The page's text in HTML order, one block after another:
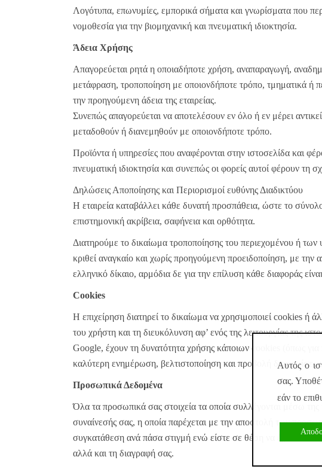
Λογότυπα, επωνυμίες, εμπορικά σήματα και γνωρίσματα που
νομοθεσία για την βιομηχανική και πνευματική ιδιοκτησία.
Άδεια Χρήσης
Απαγορεύεται ρητά η οποιαδήποτε χρήση, αναπαραγωγή,
μετάφραση, τροποποίηση με οποιονδήποτε τρόπο, τμηματικά ή
την προηγούμενη άδεια της εταιρείας.
Συνεπώς απαγορεύεται να αποτελέσουν εν όλο ή εν μέρει
μεταδοθούν ή διανεμηθούν με οποιονδήποτε τρόπο.
Προϊόντα ή υπηρεσίες που αναφέρονται στην ιστοσελίδα και
πνευματική ιδιοκτησία και συνεπώς οι φορείς αυτοί φέρουν τη
Δηλώσεις Αποποίησης και Περιορισμοί ευθύνης Διαδικτύου
Η εταιρεία καταβάλλει κάθε δυνατή προσπάθεια, ώστε το
επιστημονική ακρίβεια, σαφήνεια και ορθότητα.
Διατηρούμε το δικαίωμα τροποποίησης του περιεχομένου ή
κριθεί αναγκαίο και χωρίς προηγούμενη προειδοποίηση, με
ελληνικό δίκαιο, αρμόδια δε για την επίλυση κάθε διαφοράς
Cookies
Η επιχείρηση διατηρεί το δικαίωμα να χρησιμοποιεί cookies
του χρήστη και τη διευκόλυνση αφ’ ενός της λειτουργίας της
Google, έχουν τη δυνατότητα χρήσης κάποιων cookies (όπως
καλύτερη ενημέρωση, βελτιστοποίηση και προβολή
Προσωπικά Δεδομένα
Όλα τα προσωπικά σας στοιχεία τα οποία συλλέγονται μέσω
συναίνεσής σας, η οποία παρέχεται με την αποστολή των
συγκατάθεση ανά πάσα στιγμή ενώ είστε σε θέση να έχετε
αλλά και τη διαγραφή σας.
Αυτός ο
σας.
εάν το